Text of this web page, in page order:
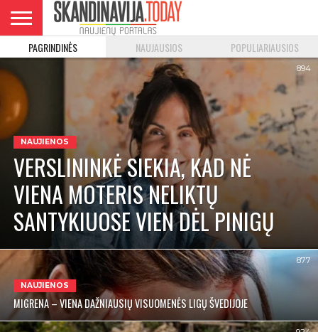
DANIJA
NORVEGIJA
ŠVEDIJA
LIETUVA
VERSLAS
PAGRINDINĖS NAUJAUSIOS POPULIARIAUSIOS
NAUJIENOS
VERSLININKĖ SIEKIA, KAD NĖ
VIENA MOTERIS NELIKTŲ
SANTYKIUOSE VIEN DĖL PINIGŲ
894
NAUJIENOS
MIGRENA – VIENA DAŽNIAUSIŲ VISUOMENĖS LIGŲ ŠVEDIJOJE
877